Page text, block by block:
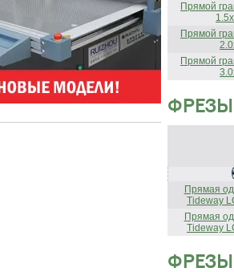
Прямой
Прямой
Прямой
ФРЕЗЫ
Прямая
Tideway
Прямая
Tideway
ФРЕЗЫ